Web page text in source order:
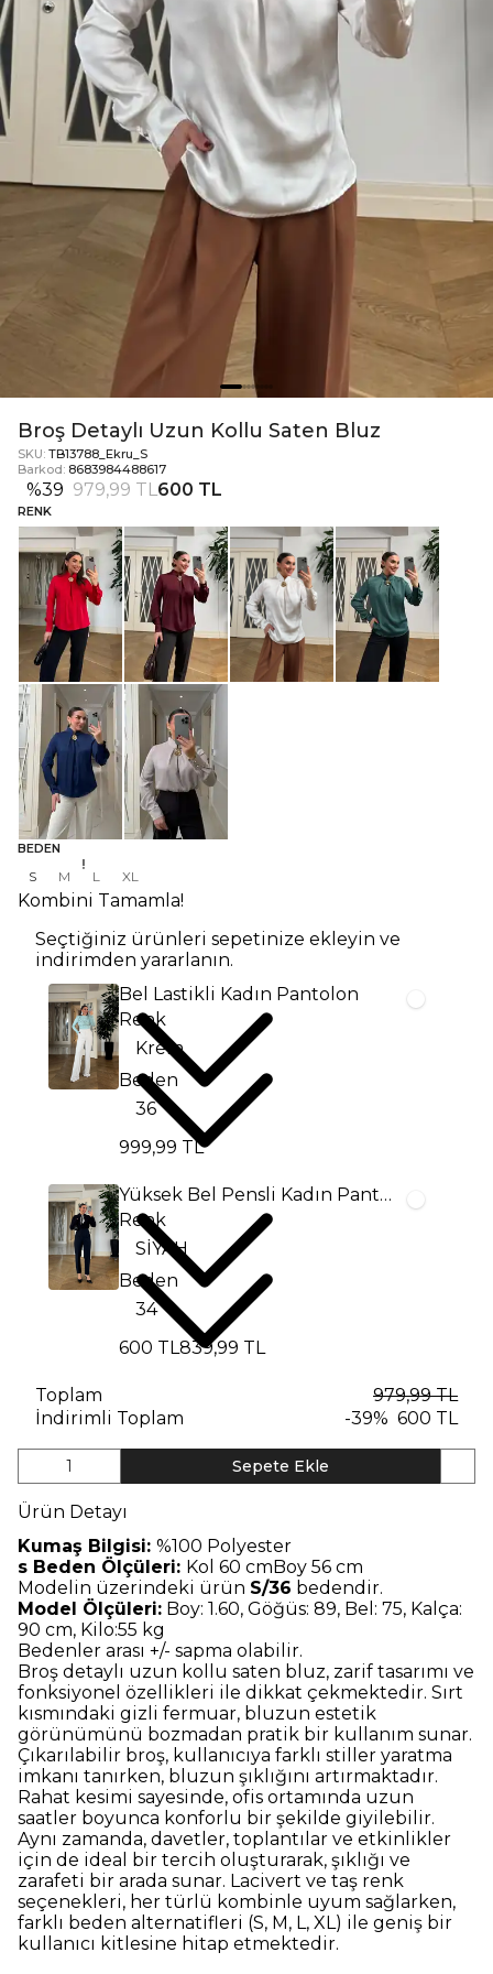
Broş Detaylı Uzun Kollu Saten Bluz
SKU: TB13788_Ekru_S
Barkod: 8683984488617
%39 979,99 TL600 TL
RENK
BEDEN
S M L XL
Kombini Tamamla!
Seçtiğiniz ürünleri sepetinize ekleyin ve
indirimden yararlanın.
Bel Lastikli Kadın Pantolon
Renk
Beden
999,99 TL
Yüksek Bel Pensli Kadın Pantolon
Renk
Beden
600 TL839,99 TL
Toplam
979,99 TL
İndirimli Toplam
-39% 600 TL
1 Sepete Ekle
Ürün Detayı
Kumaş Bilgisi: %100 Polyester
s Beden Ölçüleri: Kol 60 cmBoy 56 cm
Modelin üzerindeki ürün S/36 bedendir.
Model Ölçüleri: Boy: 1.60, Göğüs: 89, Bel: 75, Kalça:
90 cm, Kilo:55 kg
Bedenler arası +/- sapma olabilir.
Broş detaylı uzun kollu saten bluz, zarif tasarımı ve
fonksiyonel özellikleri ile dikkat çekmektedir. Sırt
kısmındaki gizli fermuar, bluzun estetik
görünümünü bozmadan pratik bir kullanım sunar.
Çıkarılabilir broş, kullanıcıya farklı stiller yaratma
imkanı tanırken, bluzun şıklığını artırmaktadır.
Rahat kesimi sayesinde, ofis ortamında uzun
saatler boyunca konforlu bir şekilde giyilebilir.
Aynı zamanda, davetler, toplantılar ve etkinlikler
için de ideal bir tercih oluşturarak, şıklığı ve
zarafeti bir arada sunar. Lacivert ve taş renk
seçenekleri, her türlü kombinle uyum sağlarken,
farklı beden alternatifleri (S, M, L, XL) ile geniş bir
kullanıcı kitlesine hitap etmektedir.